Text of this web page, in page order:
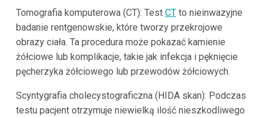
Tomografia komputerowa (CT): Test CTto nieinwazyjne
badanie rentgenowskie, które tworzy przekrojowe
obrazy ciała. Ta procedura może pokazać kamienie
żółciowe lub komplikacje, takie jak infekcja i pęknięcie
pęcherzyka żółciowego lub przewodów żółciowych.
Scyntygrafia cholecystograficzna (HIDA skan): Podczas
testu pacjent otrzymuje niewielką ilość nieszkodliwego